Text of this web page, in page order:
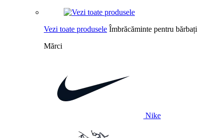
Vezi toate produsele Îmbrăcăminte pentru bărbați
Mărci
Nike